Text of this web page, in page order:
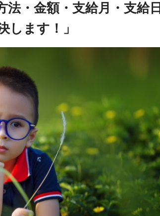
法・金額・支給月・支給日
します！」